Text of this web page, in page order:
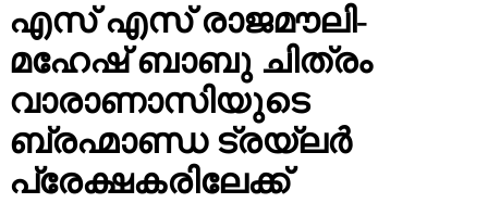
എസ് എസ് രാജമൗലി-
മഹേഷ് ബാബു ചിത്രം
വാരാണാസിയുടെ
ബ്രഹ്മാണ്ഡ ട്രയ്ലർ
പ്രേക്ഷകരിലേക്ക്